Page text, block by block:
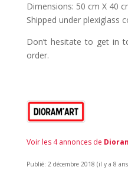
Dimensions: 50 cm X 40
Shipped under plexiglass
Don’t hesitate to get in
order.
Voir les 4 annonces de
Publié: 2 décembre 2018 (il y a 8